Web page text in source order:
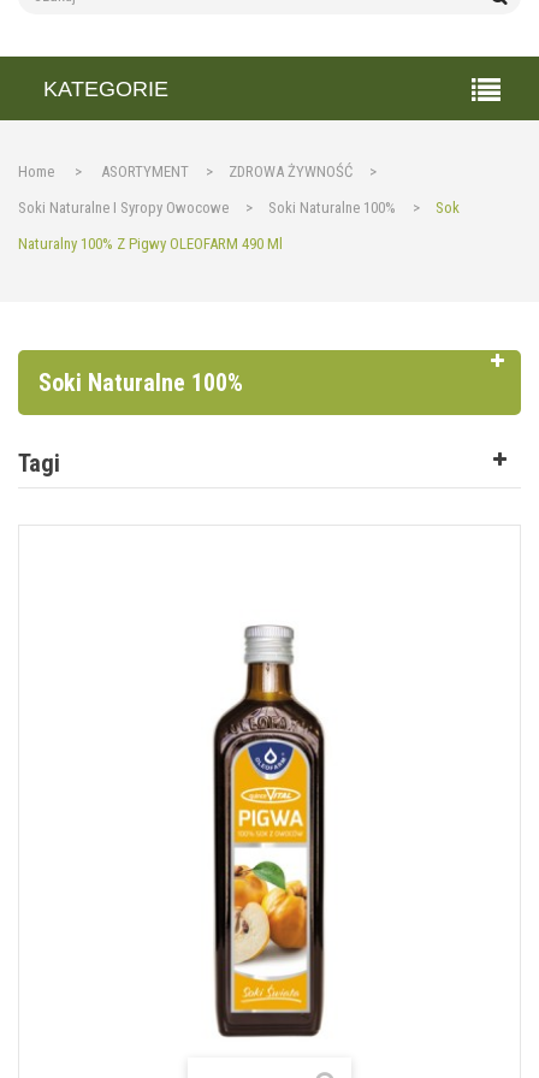
KATEGORIE
Home > ASORTYMENT > ZDROWA ŻYWNOŚĆ
>
Soki Naturalne I Syropy Owocowe
> Soki Naturalne 100% >
Sok
Naturalny 100% Z Pigwy OLEOFARM 490 Ml
Soki Naturalne 100%
Tagi